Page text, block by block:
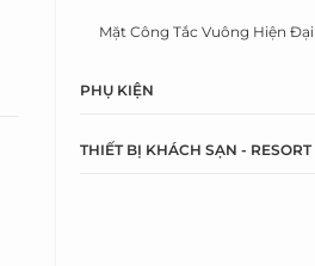
Mặt Công Tắc Vuông Hiện Đại
PHỤ KIỆN
THIẾT BỊ KHÁCH SẠN - RESORT